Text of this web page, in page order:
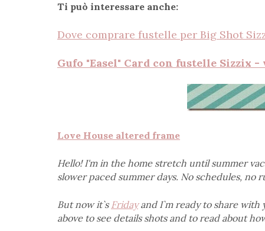
Ti può interessare anche:
Dove comprare fustelle per Big Shot
Gufo "Easel" Card con fustelle Sizzix -
Love House altered frame
Hello! I'm in the home stretch until summer
slower paced summer days. No schedules, no
But now it`s Fridayand I`m ready to share
above to see details shots and to read about